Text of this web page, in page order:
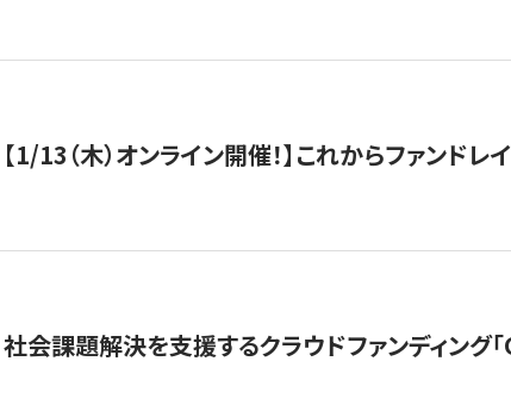
【1/13（木）オンライン開催！】これからファンド
社会課題解決を支援するクラウドファンディン